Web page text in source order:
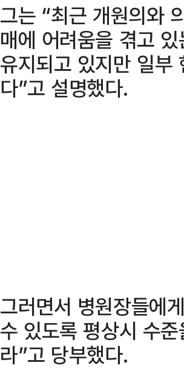
그는 “최근 개원의와
매에 어려움을 겪고
유지되고 있지만 일부
다”고 설명했다.
그러면서 병원장들에
수 있도록 평상시 수
라”고 당부했다.